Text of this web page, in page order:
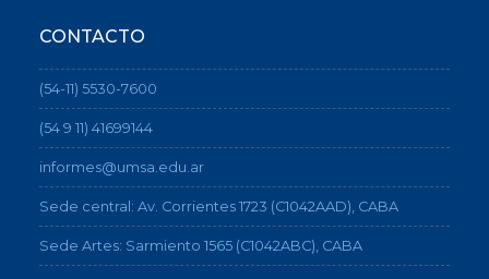
CONTACTO
(54-11) 5530-7600
(54 9 11) 41699144
informes@umsa.edu.ar
Sede central: Av. Corrientes 1723 (C1042AAD), CABA
Sede Artes: Sarmiento 1565 (C1042ABC), CABA